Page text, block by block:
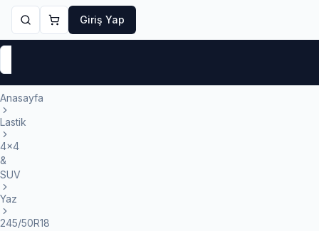
Giriş Yap
Anasayfa
Lastik
4x4
&
SUV
Yaz
245/50R18